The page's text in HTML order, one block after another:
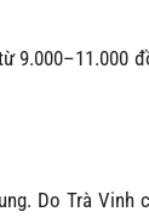
9.000–11.000
Do Trà Vinh